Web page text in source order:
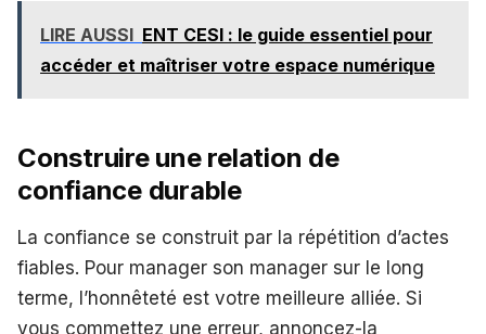
LIRE AUSSI ENT CESI : le guide essentiel pour
accéder et maîtriser votre espace numérique
Construire une relation de
confiance durable
La confiance se construit par la répétition d’actes
fiables. Pour manager son manager sur le long
terme, l’honnêteté est votre meilleure alliée. Si
vous commettez une erreur, annoncez-la